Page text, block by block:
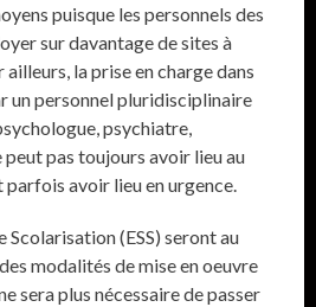
puisque les personnels des
sur davantage de sites à
la prise en charge dans
un personnel pluridisciplinaire
psychiatre,
pas toujours avoir lieu au
avoir lieu en urgence.
Scolarisation (ESS) seront au
modalités de mise en oeuvre
sera plus nécessaire de passer